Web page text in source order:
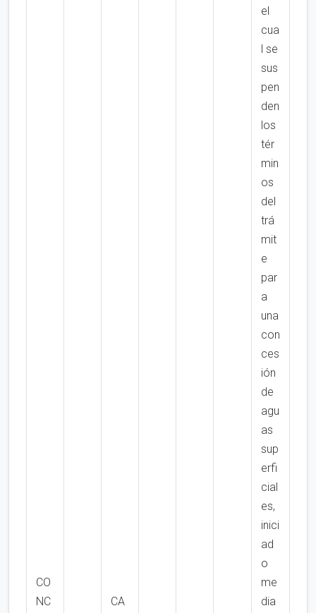
CO
NC
CA
el
cua
l se
sus
pen
den
los
tér
min
os
del
trá
mit
e
par
a
una
con
ces
ión
de
agu
as
sup
erfi
cial
es,
inici
ad
o
me
dia